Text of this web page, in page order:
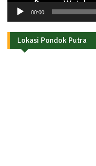
00:00
Lokasi Pondok Putra